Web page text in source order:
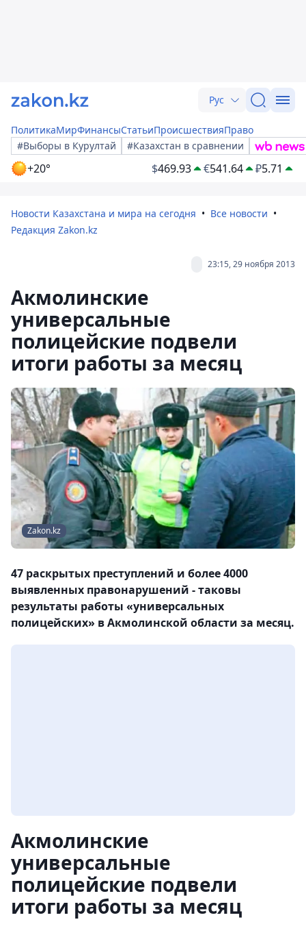
Рус
ПолитикаМирФинансыСтатьиПроисшествияПраво
#Выборы в Курултай
#Казахстан в сравнении
+20° $469.93 €541.64 ₽5.71
Новости Казахстана и мира на сегодня
Все новости
Редакция Zakon.kz
23:15, 29 ноября 2013
Акмолинские
универсальные
полицейские подвели
итоги работы за месяц
Zakon.kz
47 раскрытых преступлений и более 4000
выявленных правонарушений - таковы
результаты работы «универсальных
полицейских» в Акмолинской области за месяц.
Акмолинские
универсальные
полицейские подвели
итоги работы за месяц